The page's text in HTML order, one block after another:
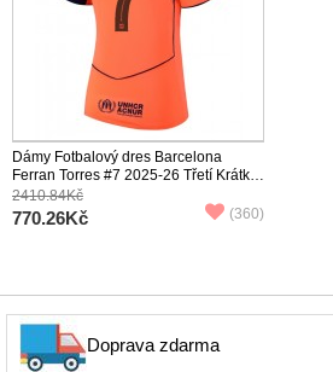
Dámy Fotbalový dres Barcelona
Ferran Torres #7 2025-26 Třetí Krátký
Rukáv
2410.84Kč
770.26Kč (360)
Doprava zdarma